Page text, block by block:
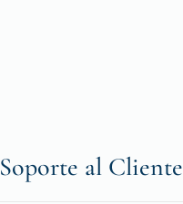
Soporte al Cliente